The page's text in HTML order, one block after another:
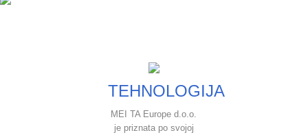
TEHNOLOGIJA
MEI TA Europe d.o.o.
je priznata po svojoj